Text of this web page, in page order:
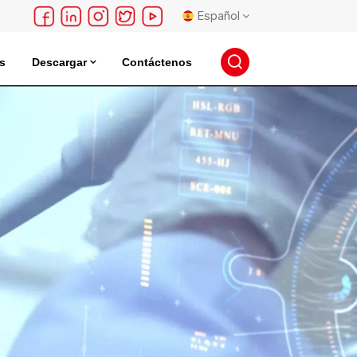
Español
English
français
русский
español
português
日本語
Descargar Contáctenos